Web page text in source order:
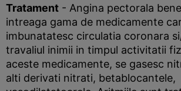
Tratament - Angina pectorala
intreaga gama de medicamente
imbunatatesc circulatia coronara
travaliul inimii in timpul activitatii
aceste medicamente, se gasesc
alti derivati nitrati, betablocantele,